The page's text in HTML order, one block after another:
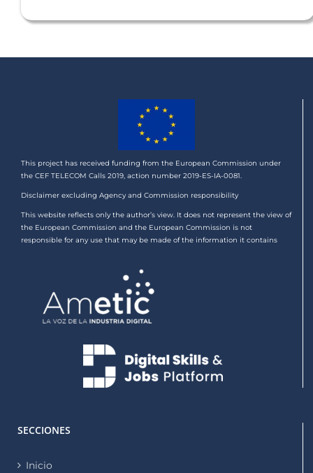
This project has received funding from the European Commission under
the CEF TELECOM Calls 2019, action number 2019-ES-IA-0081.
Disclaimer excluding Agency and Commission responsibility
This website reflects only the author’s view. It does not represent the view of
the European Commission and the European Commission is not
responsible for any use that may be made of the information it contains
SECCIONES
Inicio